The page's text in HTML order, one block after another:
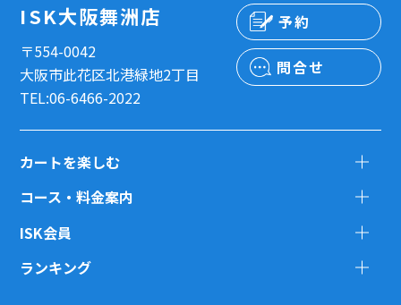
ISK大阪舞洲店
〒554-0042
大阪市此花区北港緑地2丁目
TEL:06-6466-2022
予約
問合せ
カートを楽しむ
コース・料金案内
ISK会員
ランキング